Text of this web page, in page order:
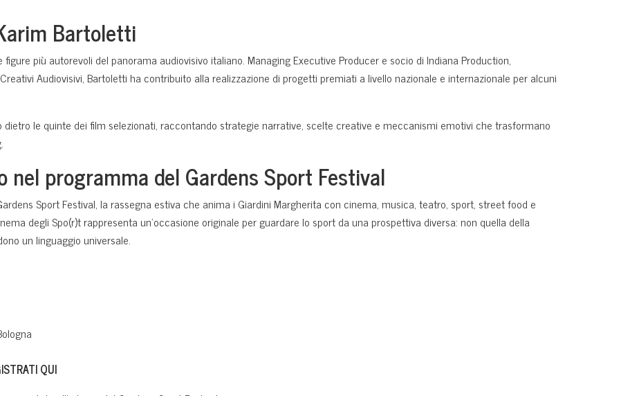
Bartoletti
più autorevoli del panorama audiovisivo italiano. Managing Executive Producer e socio di Indiana Production,
Audiovisivi, Bartoletti ha contribuito alla realizzazione di progetti premiati a livello nazionale e internazionale per alcuni
le quinte dei film selezionati, raccontando strategie narrative, scelte creative e meccanismi emotivi che trasformano
nel programma del Gardens Sport Festival
Sport Festival, la rassegna estiva che anima i Giardini Margherita con cinema, musica, teatro, sport, street food e
degli Spo(r)t rappresenta un’occasione originale per guardare lo sport da una prospettiva diversa: non quella della
un linguaggio universale.
QUI